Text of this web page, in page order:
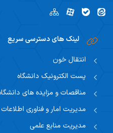
لینک های دسترسی سریع
انتقال خون
پست الکترونیک دانشگاه
مناقصات و مزایده های دانشگاه
مدیریت امار و فناوری اطلاعات
مدیریت منابع علمی